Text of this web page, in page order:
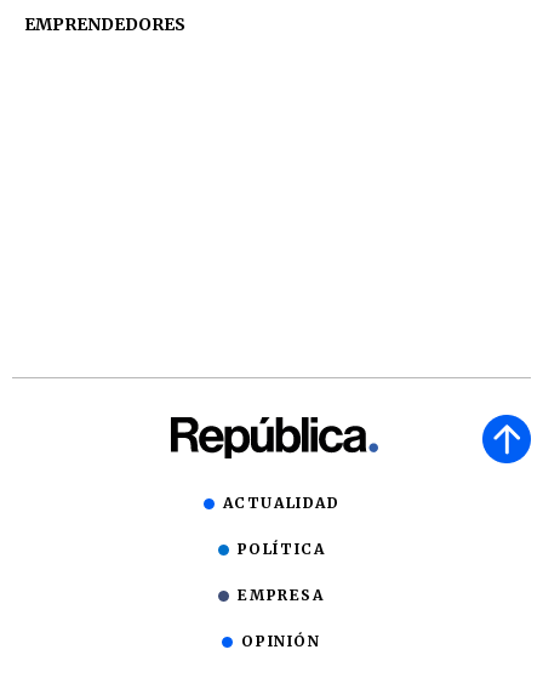
EMPRENDEDORES
ACTUALIDAD
POLÍTICA
EMPRESA
OPINIÓN